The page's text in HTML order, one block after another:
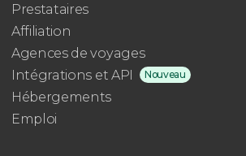
Prestataires
Affiliation
Agences de voyages
Intégrations et API
Nouveau
Hébergements
Emploi